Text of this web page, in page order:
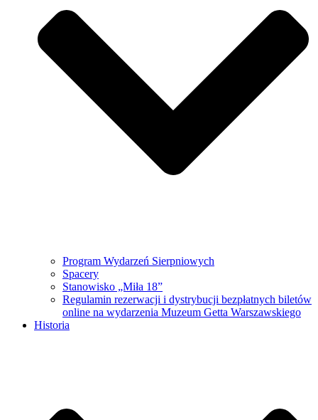
Program Wydarzeń Sierpniowych
Spacery
Stanowisko „Miła 18”
Regulamin rezerwacji i dystrybucji bezpłatnych biletów
online na wydarzenia Muzeum Getta Warszawskiego
Historia